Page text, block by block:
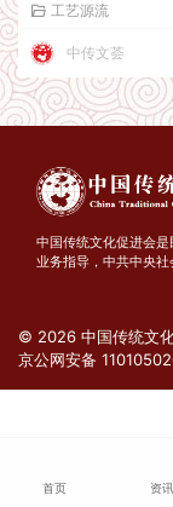
工艺源流
中传文荟
中国传统文化促进会
业务指导，中共中央社
© 2026 中国传统文
京公网安备
首页 资讯